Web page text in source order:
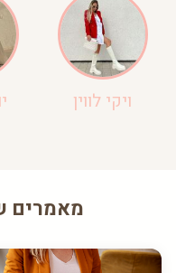
ויקי לווין
מאמרים